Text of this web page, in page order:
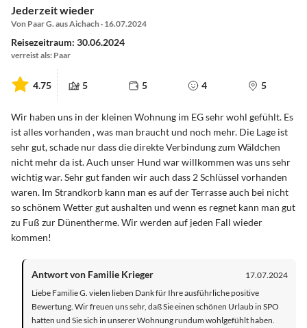
Jederzeit wieder
Von Paar G. aus Aichach · 16.07.2024
Reisezeitraum: 30.06.2024
verreist als: Paar
4.75 5 5 4 5
Wir haben uns in der kleinen Wohnung im EG sehr wohl gefühlt. Es
ist alles vorhanden , was man braucht und noch mehr. Die Lage ist
sehr gut, schade nur dass die direkte Verbindung zum Wäldchen
nicht mehr da ist. Auch unser Hund war willkommen was uns sehr
wichtig war. Sehr gut fanden wir auch dass 2 Schlüssel vorhanden
waren. Im Strandkorb kann man es auf der Terrasse auch bei nicht
so schönem Wetter gut aushalten und wenn es regnet kann man gut
zu Fuß zur Dünentherme. Wir werden auf jeden Fall wieder
kommen!
Antwort von Familie Krieger
17.07.2024
Liebe Familie G. vielen lieben Dank für Ihre ausführliche positive
Bewertung. Wir freuen uns sehr, daß Sie einen schönen Urlaub in SPO
hatten und Sie sich in unserer Wohnung rundum wohlgefühlt haben.